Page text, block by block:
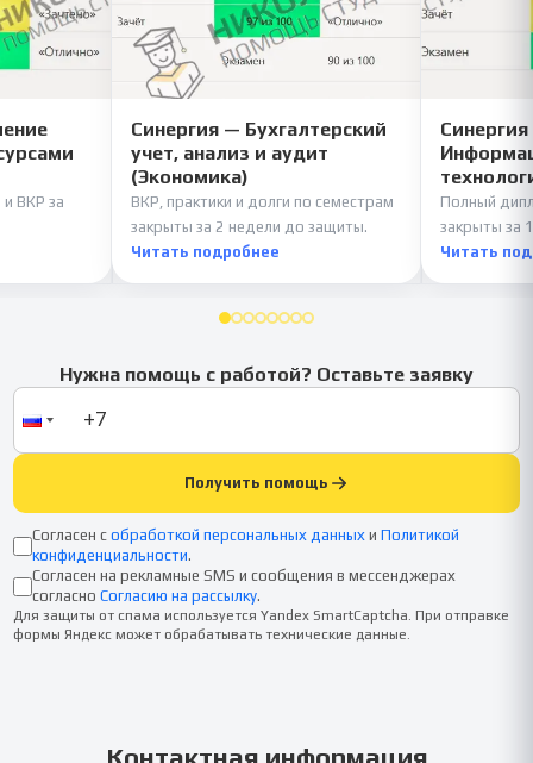
и ВКР за
Синергия — Бухгалтерский
учет, анализ и аудит
(Экономика)
ВКР, практики и долги по семестрам
закрыты за 2 недели до защиты.
Читать подробнее
Полный
закрыты за
Читать
Нужна помощь с работой? Оставьте заявку
Получить помощь
Согласен с обработкой персональных данных и Политикой
конфиденциальности.
Согласен на рекламные SMS и сообщения в мессенджерах
согласно Согласию на рассылку.
Для защиты от спама используется Yandex SmartCaptcha. При отправке
формы Яндекс может обрабатывать технические данные.